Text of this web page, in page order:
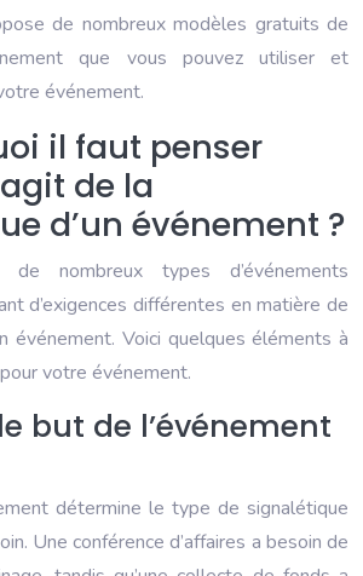
de nombreux modèles gratuits de
que vous pouvez utiliser et
événement.
il faut penser
de la
d’un événement ?
nombreux types d’événements
d’exigences différentes en matière de
événement. Voici quelques éléments à
votre événement.
but de l’événement
détermine le type de signalétique
Une conférence d’affaires a besoin de